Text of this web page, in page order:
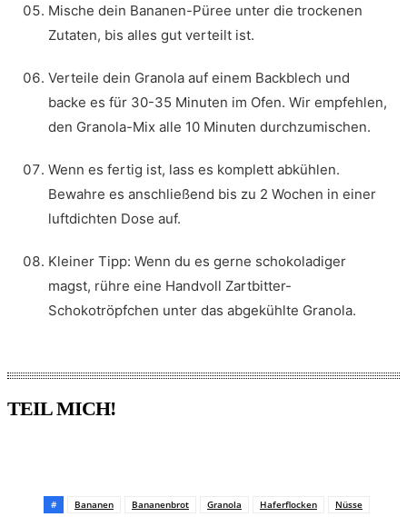
Mische dein Bananen-Püree unter die trockenen
Zutaten, bis alles gut verteilt ist.
Verteile dein Granola auf einem Backblech und
backe es für 30-35 Minuten im Ofen. Wir empfehlen,
den Granola-Mix alle 10 Minuten durchzumischen.
Wenn es fertig ist, lass es komplett abkühlen.
Bewahre es anschließend bis zu 2 Wochen in einer
luftdichten Dose auf.
Kleiner Tipp: Wenn du es gerne schokoladiger
magst, rühre eine Handvoll Zartbitter-
Schokotröpfchen unter das abgekühlte Granola.
TEIL MICH!
# Bananen Bananenbrot Granola Haferflocken Nüsse